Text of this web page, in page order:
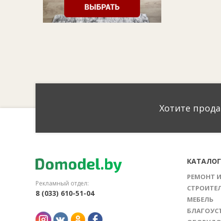
Хотите
Рекламный отдел:
8 (033) 610-51-04
КАТАЛОГ
РЕМОНТ
МЕБЕЛЬ